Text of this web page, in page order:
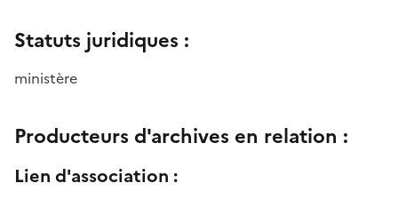
Statuts juridiques :
ministère
Producteurs d'archives en relation :
Lien d'association :